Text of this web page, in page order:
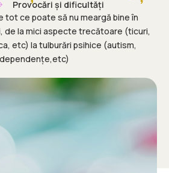
Provocări și dificultăți
tot ce poate să nu meargă bine în
de la mici aspecte trecătoare (ticuri,
etc) la tulburări psihice (autism,
dependențe,etc)